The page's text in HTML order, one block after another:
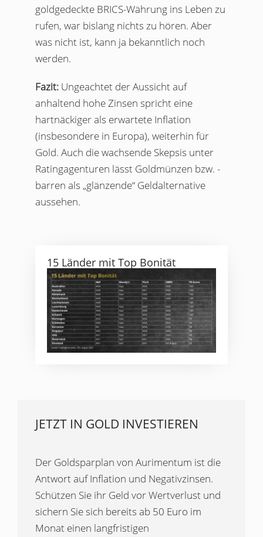
goldgedeckte BRICS-Währung ins Leben zu
rufen, war bislang nichts zu hören. Aber
was nicht ist, kann ja bekanntlich noch
werden.
Fazit:Ungeachtet der Aussicht auf
anhaltend hohe Zinsen spricht eine
hartnäckiger als erwartete Inflation
(insbesondere in Europa), weiterhin für
Gold. Auch die wachsende Skepsis unter
Ratingagenturen lässt Goldmünzen bzw. -
barren als „glänzende“ Geldalternative
aussehen.
15 Länder mit Top Bonität
JETZT IN GOLD INVESTIEREN
Der Goldsparplan von Aurimentum ist die
Antwort auf Inflation und Negativzinsen.
Schützen Sie ihr Geld vor Wertverlust und
sichern Sie sich bereits ab 50 Euro im
Monat einen langfristigen